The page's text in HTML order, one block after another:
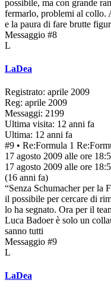
possibile, ma con grande
fermarlo, problemi al collo.
e la paura di fare brutte
Messaggio #8
L
LaDea
Registrato: aprile 2009
Reg: aprile 2009
Messaggi: 2199
Ultima visita: 12 anni fa
Ultima: 12 anni fa
#9 • Re:Formula 1
17 agosto 2009 alle ore
17 agosto 2009 alle ore
(16 anni fa)
“Senza Schumacher per la
il possibile per cercare di
lo ha segnato. Ora per il
Luca Badoer è solo un
sanno tutti
Messaggio #9
L
LaDea